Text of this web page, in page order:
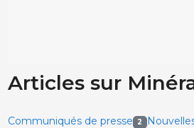
Articles sur
Communiqués de presse 2